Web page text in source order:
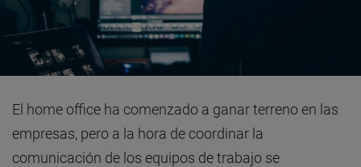
El home office ha comenzado a ganar terreno en las
empresas, pero a la hora de coordinar la
comunicación de los equipos de trabajo se